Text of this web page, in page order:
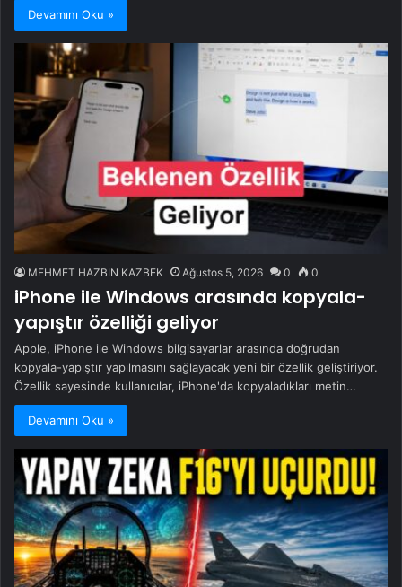
Devamını Oku »
MEHMET HAZBİN KAZBEK Ağustos 5, 2026 0 0
iPhone ile Windows arasında kopyala-
yapıştır özelliği geliyor
Apple, iPhone ile Windows bilgisayarlar arasında doğrudan
kopyala-yapıştır yapılmasını sağlayacak yeni bir özellik geliştiriyor.
Özellik sayesinde kullanıcılar, iPhone'da kopyaladıkları metin…
Devamını Oku »